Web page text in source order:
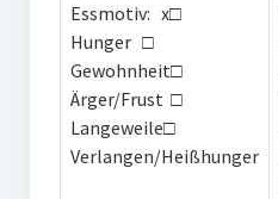
Essmotiv: x□
Hunger □
Gewohnheit□
Ärger/Frust □
Langeweile□
Verlangen/Heißhunger